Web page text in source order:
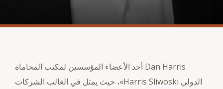
Dan Harris أحد الأعضاء المؤسسين لمكتب المحاماة
الدولي Harris Sliwoski»، حيث يمثل في الغالب الشركات